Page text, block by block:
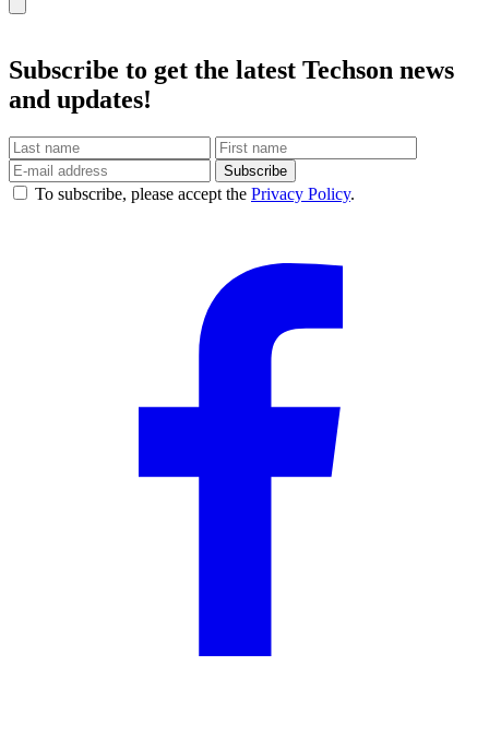
Subscribe to get the latest Techson news
and updates!
Subscribe
To subscribe, please accept the Privacy Policy.